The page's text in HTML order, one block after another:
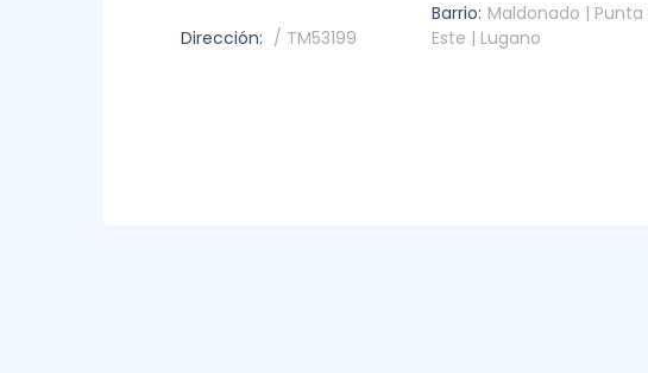
Dirección: / TM53199
Barrio: Maldonado | Punta
Este | Lugano